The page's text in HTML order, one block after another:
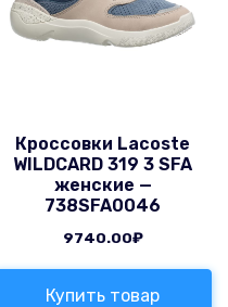
Кроссовки Lacoste
WILDCARD 319 3 SFA
женские —
738SFA0046
9740.00₽
Купить товар